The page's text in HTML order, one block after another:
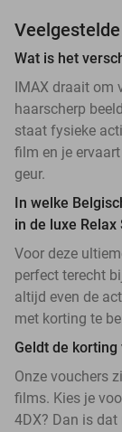
Wat is het
IMAX draait om
haarscherp
staat fysieke
film en je
geur.
In welke
in de luxe Relax
Voor deze
perfect terecht
altijd even de
met korting te
Geldt de
Onze vouchers
films. Kies je
4DX? Dan is